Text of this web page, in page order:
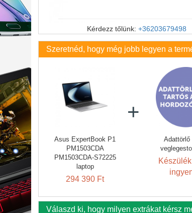
Kérdezz tőlünk: +36203679498
Szeretnéd, hogy még jobb legyen a
Asus ExpertBook P1
PM1503CDA
PM1503CDA-S72225
laptop
294 390 Ft
Adattörlő
Válaszd ki, hogy milyen extrákat kérsz